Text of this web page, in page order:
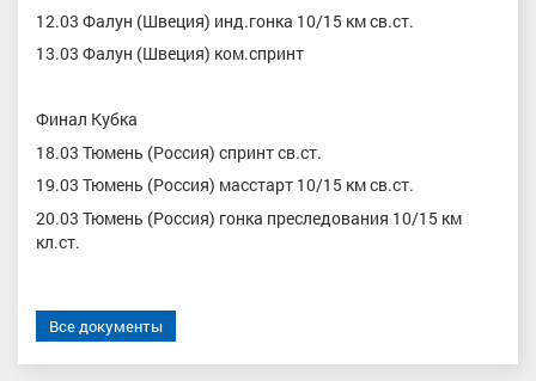
12.03 Фалун (Швеция) инд.гонка 10/15 км св.ст.
13.03 Фалун (Швеция) ком.спринт
Финал Кубка
18.03 Тюмень (Россия) спринт св.ст.
19.03 Тюмень (Россия) масстарт 10/15 км св.ст.
20.03 Тюмень (Россия) гонка преследования 10/15 км
кл.ст.
Все документы